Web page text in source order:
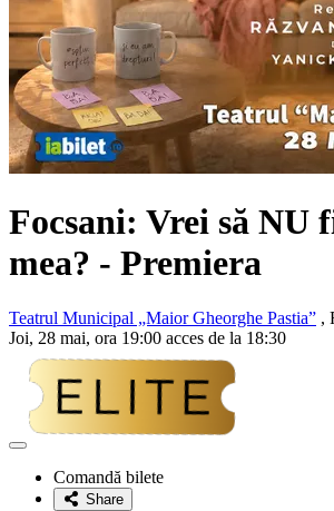
Focsani: Vrei să NU
mea? - Premiera
Teatrul Municipal „Maior Gheorghe Pastia” ,
Joi, 28 mai, ora 19:00 acces de la 18:30
Adaugă
favoriteComandă bilete
Share